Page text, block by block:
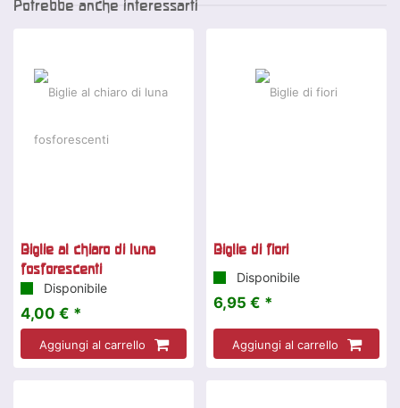
Potrebbe anche interessarti
Biglie al chiaro di luna
fosforescenti
Disponibile
4,00 € *
Aggiungi al carrello
Biglie di fiori
Disponibile
6,95 € *
Aggiungi al carrello